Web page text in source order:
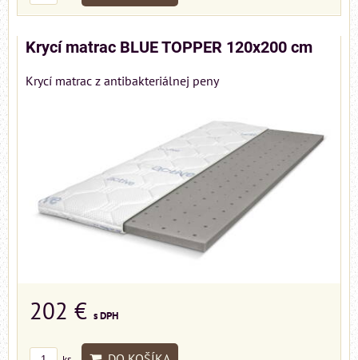
Krycí matrac BLUE TOPPER 120x200 cm
Krycí matrac z antibakteriálnej peny
202 € s DPH